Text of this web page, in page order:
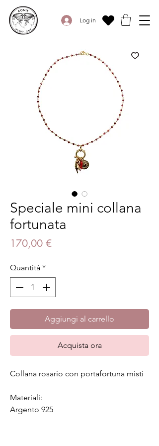
Log in
Speciale mini collana
fortunata
170,00 €Prezzo
Quantità *
Aggiungi al carrello
Acquista ora
Collana rosario con portafortuna misti
Materiali:
Argento 925